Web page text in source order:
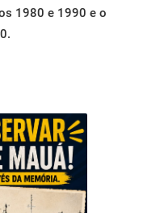
1980 e 1990 e o